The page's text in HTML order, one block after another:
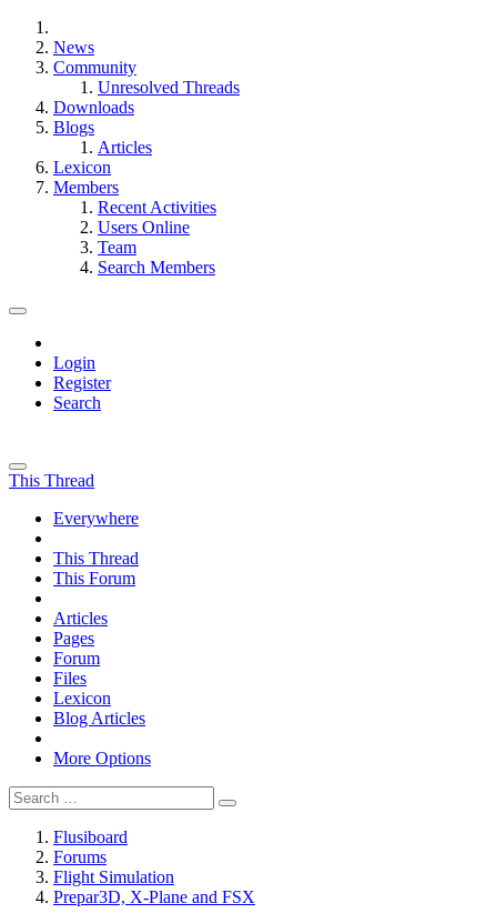
News
Community
Unresolved Threads
Downloads
Blogs
Articles
Lexicon
Members
Recent Activities
Users Online
Team
Search Members
Login
Register
Search
This Thread
Everywhere
This Thread
This Forum
Articles
Pages
Forum
Files
Lexicon
Blog Articles
More Options
Flusiboard
Forums
Flight Simulation
Prepar3D, X-Plane and FSX